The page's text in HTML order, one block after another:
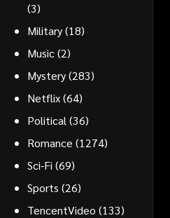
(3)
Military(18)
Music(2)
Mystery(283)
Netflix(64)
Political (36)
Romance (1274)
Sci-Fi (69)
Sports (26)
TencentVideo (133)